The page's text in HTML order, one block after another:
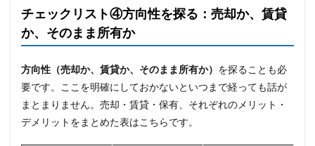
チェックリスト④方向性を探る：売却か、賃貸
か、そのまま所有か
方向性（売却か、賃貸か、そのまま所有か） を探ることも必
要です。ここを明確にしておかないといつまで経っても話が
まとまりません。売却・賃貸・保有、それぞれのメリット・
デメリットをまとめた表はこちらです。